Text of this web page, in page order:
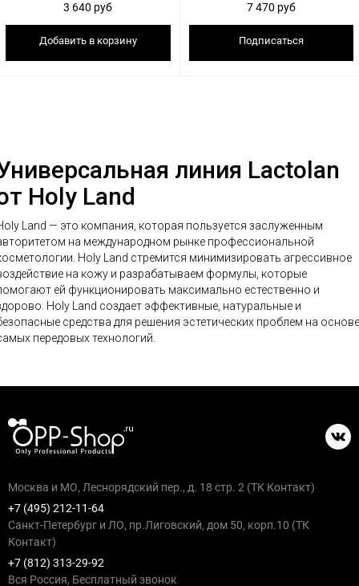
3 640 руб
Добавить в корзину
7 470 руб
Подписаться
линия Lactolan
Holy Land
Land — это компания, которая пользуется заслуженным
на международном рынке профессиональной
Holy Land стремится минимизировать агрессивное
на кожу и разрабатываем формулы, которые
ей функционировать максимально естественно и
Holy Land создает эффективные, натуральные и
средства для решения эстетических проблем на основе
передовых технологий.
Москва и МО, Леснорядский пер., д. 18 стр. 2 (ТК Контакт)
+7 (495) 212-11-64
Санкт-Петербург и ЛО, пр.Лиговский, дом 50, корп.10 (ТК
Контакт)
+7 (812) 313-29-92
Вся Россия, Бесплатный звонок